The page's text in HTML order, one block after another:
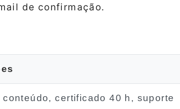
de confirmação.
conteúdo, certificado 40 h, suporte